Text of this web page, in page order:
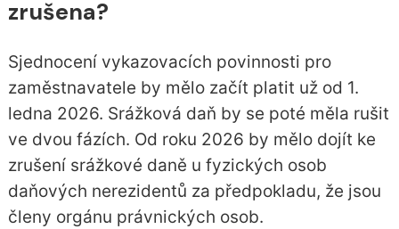
zrušena?
Sjednocení vykazovacích povinnosti pro
zaměstnavatele by mělo začít platit už od 1.
ledna 2026. Srážková daň by se poté měla rušit
ve dvou fázích. Od roku 2026 by mělo dojít ke
zrušení srážkové daně u fyzických osob
daňových nerezidentů za předpokladu, že jsou
členy orgánu právnických osob.